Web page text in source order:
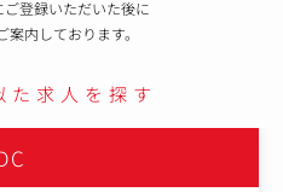
登録いただいた後に
案内しております。
た求人を探す